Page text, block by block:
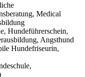
Medical
Hundeführerschein,
Angsthund
Hundefriseurin,